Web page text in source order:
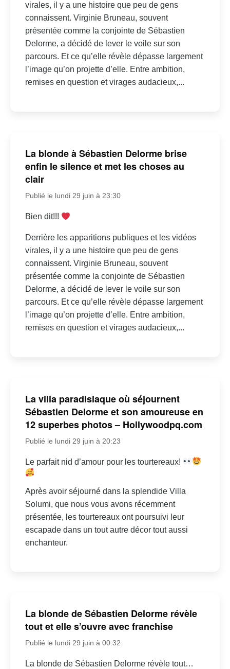
virales, il y a une histoire que peu de gens
connaissent. Virginie Bruneau, souvent
présentée comme la conjointe de Sébastien
Delorme, a décidé de lever le voile sur son
parcours. Et ce qu’elle révèle dépasse largement
l’image qu’on projette d’elle. Entre ambition,
remises en question et virages audacieux,...
La blonde à Sébastien Delorme brise
enfin le silence et met les choses au
clair
Publié le lundi 29 juin à 23:30
Bien dit!!!
Derrière les apparitions publiques et les vidéos
virales, il y a une histoire que peu de gens
connaissent. Virginie Bruneau, souvent
présentée comme la conjointe de Sébastien
Delorme, a décidé de lever le voile sur son
parcours. Et ce qu’elle révèle dépasse largement
l’image qu’on projette d’elle. Entre ambition,
remises en question et virages audacieux,...
La villa paradisiaque où séjournent
Sébastien Delorme et son amoureuse en
12 superbes photos – Hollywoodpq.com
Publié le lundi 29 juin à 20:23
Le parfait nid d’amour pour les tourtereaux!
Après avoir séjourné dans la splendide Villa
Solumi, que nous vous avons récemment
présentée, les tourtereaux ont poursuivi leur
escapade dans un tout autre décor tout aussi
enchanteur.
La blonde de Sébastien Delorme révèle
tout et elle s’ouvre avec franchise
Publié le lundi 29 juin à 00:32
La blonde de Sébastien Delorme révèle tout…